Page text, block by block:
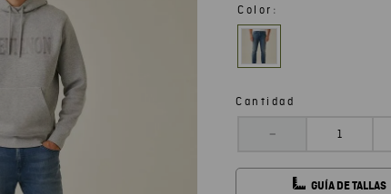
Color :
Cantidad
－
GUÍA DE TALLAS